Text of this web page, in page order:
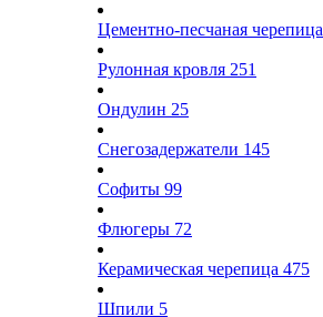
Цементно-песчаная черепица
Рулонная кровля 251
Ондулин 25
Снегозадержатели 145
Софиты 99
Флюгеры 72
Керамическая черепица 475
Шпили 5